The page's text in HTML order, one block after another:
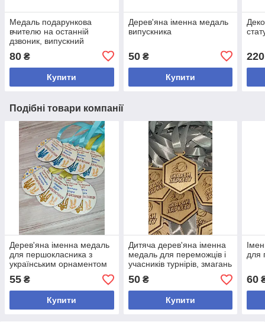
Медаль подарункова
вчителю на останній
дзвоник, випускний
80 ₴
Купити
Дерев'яна іменна медаль
випускника
50₴
Купити
220
Подібні товари компанії
Дерев'яна іменна медаль
для першокласника з
українським орнаментом
55 ₴
Купити
Дитяча дерев'яна іменна
медаль для переможців і
учасників турнірів, змагань
50₴
Купити
для
60